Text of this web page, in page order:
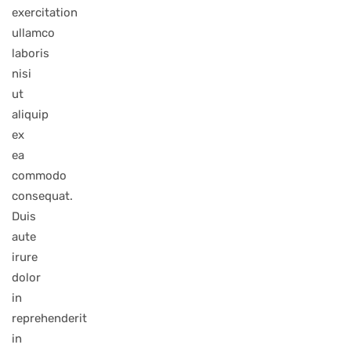
exercitation
ullamco
laboris
nisi
ut
aliquip
ex
ea
commodo
consequat.
Duis
aute
irure
dolor
in
reprehenderit
in